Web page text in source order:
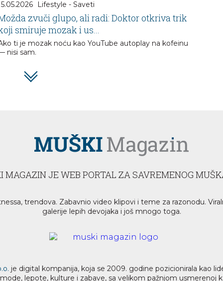
Lifestyle - Saveti
zvuči glupo, ali radi: Doktor otkriva trik
smiruje mozak i us...
ti je mozak noću kao YouTube autoplay na kofeinu
nisi sam.
MAGAZIN JE WEB PORTAL ZA SAVREMENOG
trendova. Zabavnio video klipovi i teme za razonodu.
galerije lepih devojaka i još mnogo toga.
je digital kompanija, koja se 2009. godine pozicionirala kao
lepote, kulture i zabave, sa velikom pažnjom usmerenoj